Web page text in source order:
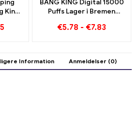
King
BANG KING Digital 15000
Puffs Lager i Bremen
€5.78 - €7.83
Information Anmeldelser (0)